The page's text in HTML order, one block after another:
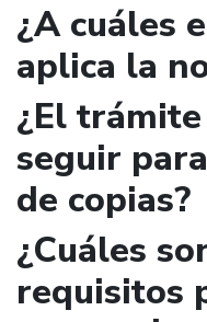
¿A cuáles
aplica la
¿El
seguir
de copias?
¿Cuáles
requisitos